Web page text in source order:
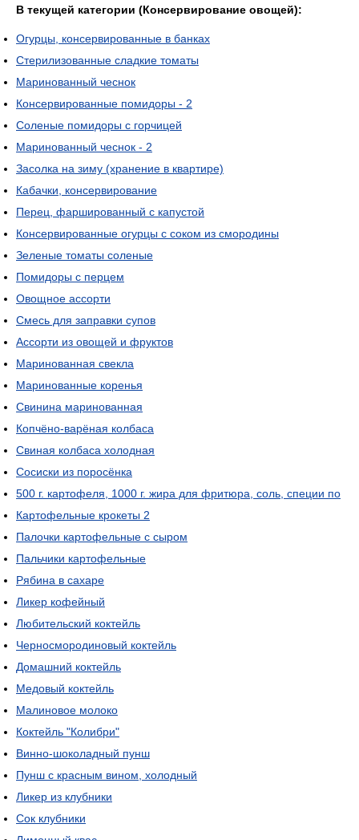
В текущей категории (Консервирование овощей):
Огурцы, консервированные в банках
Стерилизованные сладкие томаты
Маринованный чеснок
Консервированные помидоры - 2
Соленые помидоры с горчицей
Маринованный чеснок - 2
Засолка на зиму (хранение в квартире)
Кабачки, консервирование
Перец, фаршированный с капустой
Консервированные огурцы с соком из смородины
Зеленые томаты соленые
Помидоры с перцем
Овощное ассорти
Смесь для заправки супов
Ассорти из овощей и фруктов
Маринованная свекла
Маринованные коренья
Свинина маринованная
Копчёно-варёная колбаса
Свиная колбаса холодная
Сосиски из поросёнка
500 г. картофеля, 1000 г. жира для фритюра, соль, специи по
Картофельные крокеты 2
Палочки картофельные с сыром
Пальчики картофельные
Рябина в сахаре
Ликер кофейный
Любительский коктейль
Черносмородиновый коктейль
Домашний коктейль
Медовый коктейль
Малиновое молоко
Коктейль "Колибри"
Винно-шоколадный пунш
Пунш с красным вином, холодный
Ликер из клубники
Сок клубники